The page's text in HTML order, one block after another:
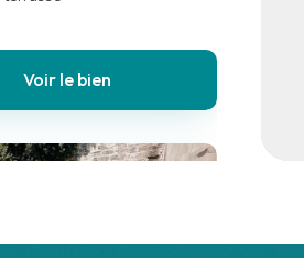
Voir le bien